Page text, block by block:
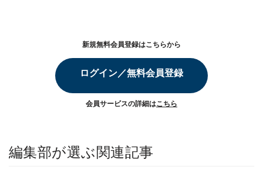
新規無料会員登録はこちらから
ログイン／無料会員登録
会員サービスの詳細はこちら
編集部が選ぶ関連記事